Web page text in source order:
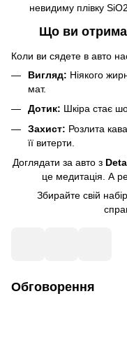
невидиму плівку
Що ви
Коли ви сядете в авто
Вигляд: Ніякого
мат.
Дотик: Шкіра стає
Захист: Розлита
її витерти.
Доглядати за авто з
це медитація. А
Збирайте свій
Обговорення